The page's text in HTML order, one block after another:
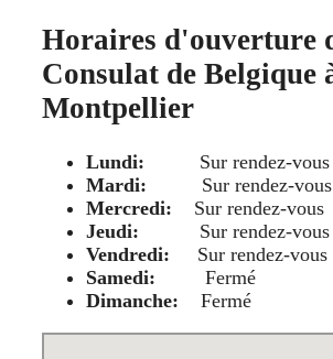
Horaires d'ouverture
Consulat de Belgique
Montpellier
Lundi: Sur rendez-vous
Mardi: Sur rendez-vous
Mercredi: Sur rendez-vous
Jeudi: Sur rendez-vous
Vendredi: Sur rendez-vous
Samedi: Fermé
Dimanche: Fermé